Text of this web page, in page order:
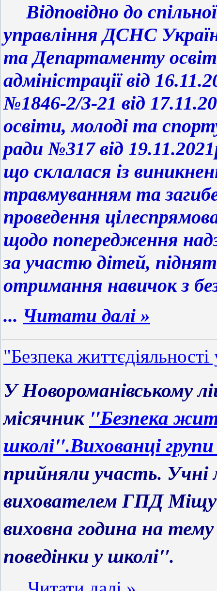
Відповідно до
управління ДСНС
та Департаменту
адміністрації від
№1846-2/3-21 від
освіти, молоді та
ради №317 від
що склалася із
травмуванням та
проведення
щодо попередження
за участю дітей,
отримання навичок з
... Читати далі »
"Безпека
У Новороманівському
місячник "Безпека
школі".Вихованці
прийняли участь.
вихователем ГПД
виховна година на
поведінки у школі".